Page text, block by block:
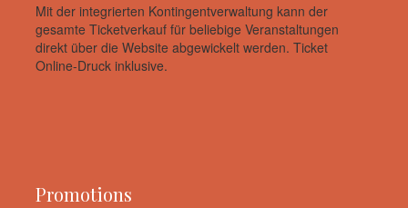
Mit der integrierten Kontingentverwaltung kann der
gesamte Ticketverkauf für beliebige Veranstaltungen
direkt über die Website abgewickelt werden. Ticket
Online-Druck inklusive.
Promotions